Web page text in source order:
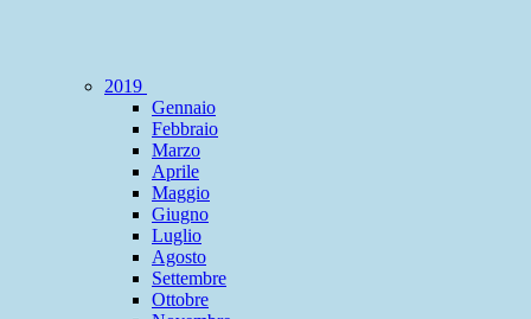
2019
Gennaio
Febbraio
Marzo
Aprile
Maggio
Giugno
Luglio
Agosto
Settembre
Ottobre